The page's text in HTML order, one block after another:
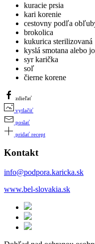
kuracie prsia
kari korenie
cestovny podľa
brokolica
kukurica sterilizovaná
kyslá smotana alebo
syr karička
soľ
čierne korene
zdieľať
vytlačiť
poslať
pridať recept
Kontakt
info@podpora.karicka.sk
www.bel-slovakia.sk